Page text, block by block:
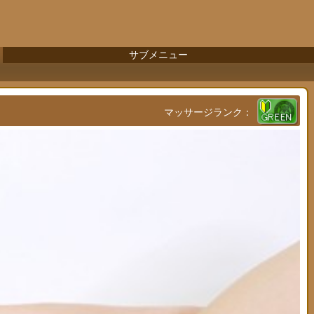
サブメニュー
マッサージランク：